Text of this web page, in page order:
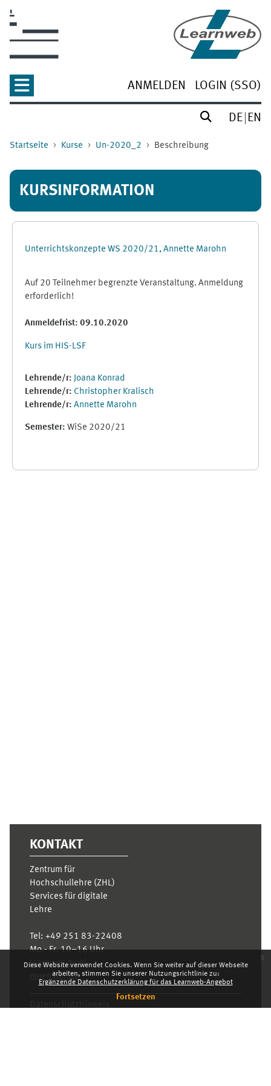
Diese Website verwendet Cookies. Wenn Sie weiter auf dieser Webseite
arbeiten, stimmen Sie unserer Nutzungsrichtlinie zu:
Ergänzende Datenschutzerklärung für das Learnweb-Angebot
Fortsetzen
x
ANMELDEN LOGIN (SSO)
DE EN
Startseite Kurse Un-2020_2 Beschreibung
KURSINFORMATION
Unterrichtskonzepte WS 2020/21, Annette Marohn
Auf 20 Teilnehmer begrenzte Veranstaltung. Anmeldung
erforderlich!
Anmeldefrist: 09.10.2020
Kurs im HIS-LSF
Lehrende/r: Joana Konrad
Lehrende/r: Christopher Kralisch
Lehrende/r: Annette Marohn
Semester: WiSe 2020/21
KONTAKT
Zentrum für
Hochschullehre (ZHL)
Services für digitale
Lehre
Tel: +49 251 83-22408
Mo.- Fr. 10–16 Uhr
learnweb@uni-
muenster.de